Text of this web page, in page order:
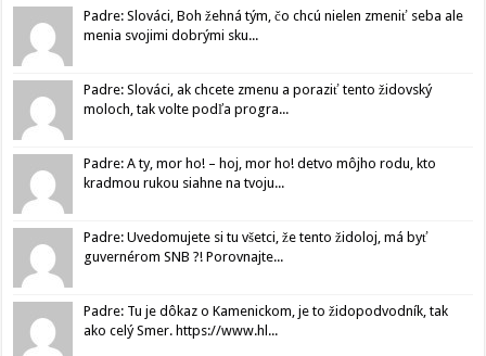
Padre: Slováci, Boh žehná tým, čo chcú nielen zmeniť seba ale
menia svojimi dobrými sku...
Padre: Slováci, ak chcete zmenu a poraziť tento židovský
moloch, tak volte podľa progra...
Padre: A ty, mor ho! – hoj, mor ho! detvo môjho rodu, kto
kradmou rukou siahne na tvoju...
Padre: Uvedomujete si tu všetci, že tento židoloj, má byť
guvernérom SNB ?! Porovnajte...
Padre: Tu je dôkaz o Kamenickom, je to židopodvodník, tak
ako celý Smer. https://www.hl...